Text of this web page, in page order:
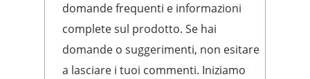
domande frequenti e informazioni
complete sul prodotto. Se hai
domande o suggerimenti, non esitare
a lasciare i tuoi commenti. Iniziamo